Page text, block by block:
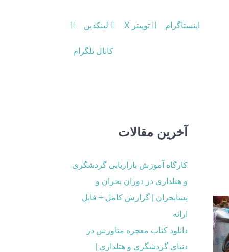
اینستاگرام توییتر X لینکدین
کانال تلگرام
آخرین مقالات
کارگاه آموزش بازاریابی گردشگری
و هتلداری در دوران بحران و
پسابحران | گزارش کامل + فایل
ارائه
دانلود کتاب معجزه متاورس در
دنیای گردشگری و هتلداری |